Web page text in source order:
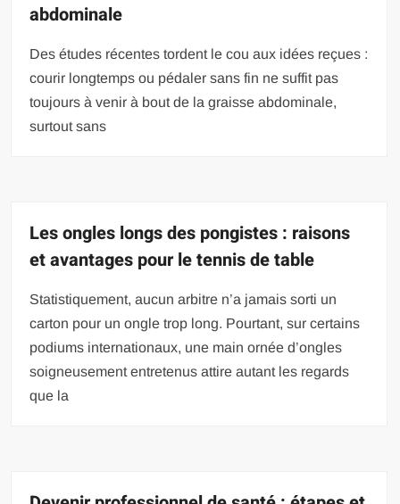
abdominale
Des études récentes tordent le cou aux idées reçues :
courir longtemps ou pédaler sans fin ne suffit pas
toujours à venir à bout de la graisse abdominale,
surtout sans
Les ongles longs des pongistes : raisons
et avantages pour le tennis de table
Statistiquement, aucun arbitre n’a jamais sorti un
carton pour un ongle trop long. Pourtant, sur certains
podiums internationaux, une main ornée d’ongles
soigneusement entretenus attire autant les regards
que la